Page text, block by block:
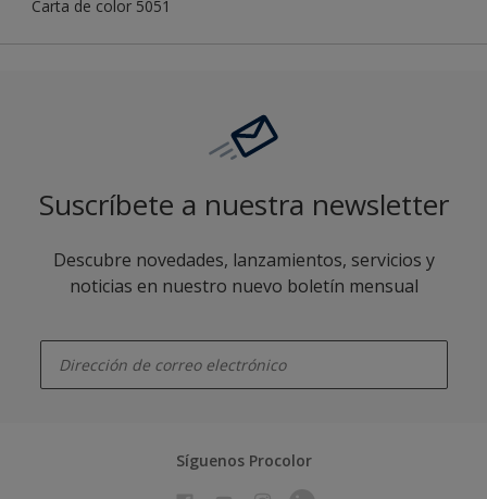
Carta de color 5051
Suscríbete a nuestra newsletter
Descubre novedades, lanzamientos, servicios y
noticias en nuestro nuevo boletín mensual
Síguenos Procolor